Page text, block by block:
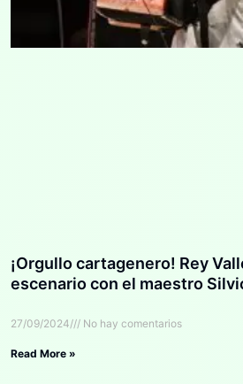
¡Orgullo cartagenero! Rey
escenario con el maestro
27/09/2024 No hay comentarios
Read More »